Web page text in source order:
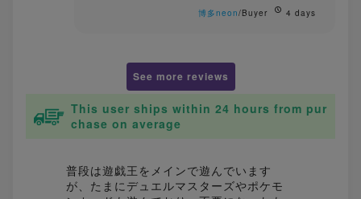
博多neon/Buyer 4 days
See more reviews
This user ships within 24 hours from pur
chase on average
普段は遊戯王をメインで遊んでいます
が、たまにデュエルマスターズやポケモ